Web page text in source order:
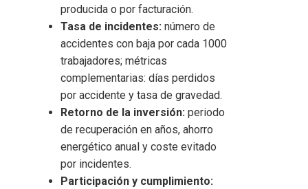
producida o por facturación.
Tasa de incidentes: número de
accidentes con baja por cada 1000
trabajadores; métricas
complementarias: días perdidos
por accidente y tasa de gravedad.
Retorno de la inversión: periodo
de recuperación en años, ahorro
energético anual y coste evitado
por incidentes.
Participación y cumplimiento: